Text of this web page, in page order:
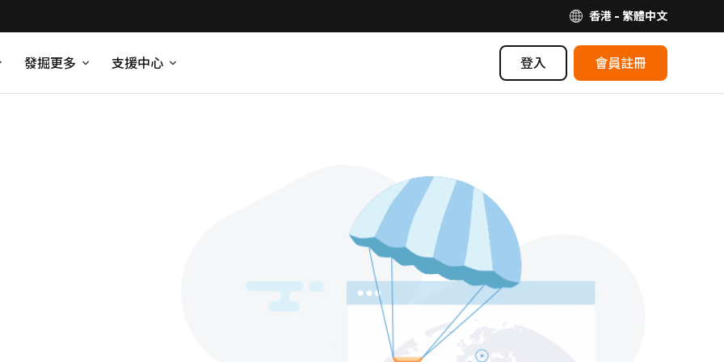
香港 - 繁體中文
發掘更多 支援中心 登入 會員註冊